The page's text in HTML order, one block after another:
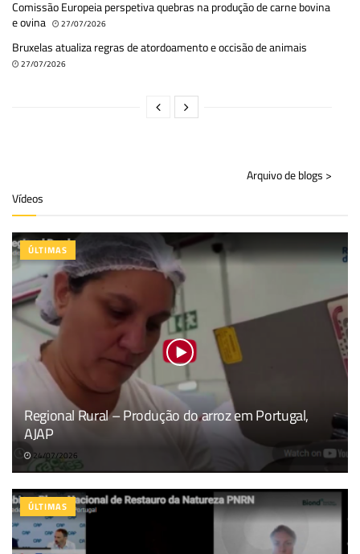
Comissão Europeia perspetiva quebras na produção de carne bovina
e ovina
27/07/2026
Bruxelas atualiza regras de atordoamento e occisão de animais
27/07/2026
Arquivo de blogs >
Vídeos
ÚLTIMAS
Regional Rural – Produção do arroz em Portugal,
AJAP
24/07/2026
ÚLTIMAS